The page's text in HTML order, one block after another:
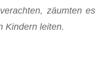
zäumten es
Kindern leiten.